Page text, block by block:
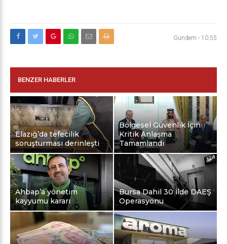
Gündem - 10:55
BENZER HABERLER
Elazığ’da tefecilik
soruşturması derinleşti
Bölgesel Güvenlik İçin
Kritik Anlaşma
Tamamlandı
Ahbap’a yönetim
kayyumu kararı
Bursa Dahil 30 İlde DAEŞ
Operasyonu